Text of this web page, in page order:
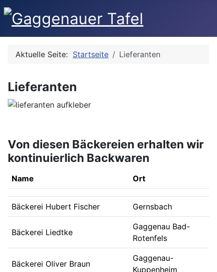
Aktuelle Seite: Startseite Lieferanten
Lieferanten
Von diesen Bäckereien erhalten wir
kontinuierlich Backwaren
Name Ort
Bäckerei Hubert Fischer Gernsbach
Bäckerei Liedtke
Gaggenau Bad-
Rotenfels
Bäckerei Oliver Braun
Gaggenau-
Kuppenheim